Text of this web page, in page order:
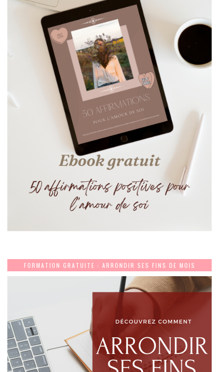
FORMATION GRATUITE : ARRONDIR SES FINS DE MOIS